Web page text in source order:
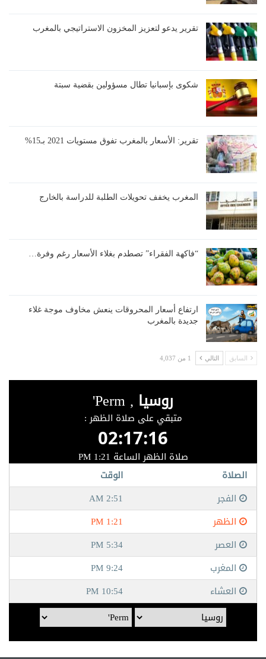
تقرير يدعو لتعزيز المخزون الاستراتيجي بالمغرب
شكوى بإسبانيا تطال مسؤولين بقضية سبتة
تقرير: الأسعار بالمغرب تفوق مستويات 2021 بـ15%
المغرب يخفف تحويلات الطلبة للدراسة بالخارج
“فاكهة الفقراء” تصطدم بغلاء الأسعار رغم وفرة…
ارتفاع أسعار المحروقات ينعش مخاوف موجة غلاء
جديدة بالمغرب
السابق التالي 1 من 4,037